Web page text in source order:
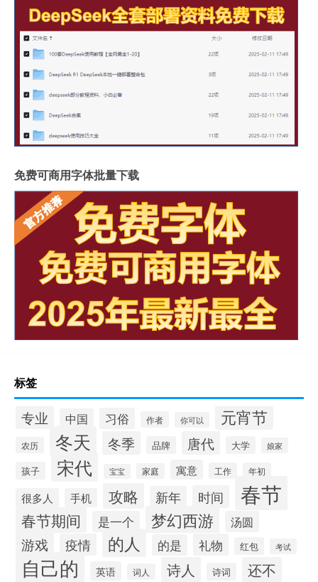
免费可商用字体批量下载
标签
专业 中国 习俗 作者 你可以 元宵节
农历 冬天 冬季 品牌 唐代 大学 娘家
孩子 宋代 宝宝 家庭 寓意 工作 年初
很多人 手机 攻略 新年 时间 春节
春节期间 是一个 梦幻西游 汤圆
游戏 疫情 的人 的是 礼物 红包 考试
自己的 英语 词人 诗人 诗词 还不